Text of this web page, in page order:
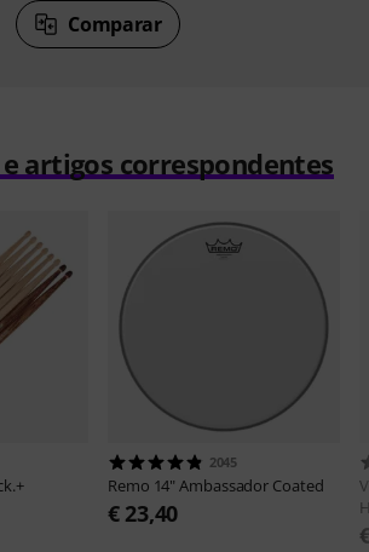
Comparar
artigos correspondentes
2045
Remo 14" Ambassador Coated
€ 23,40